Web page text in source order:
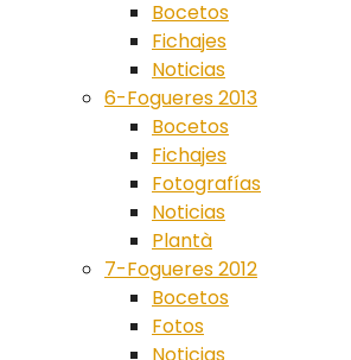
Bocetos
Fichajes
Noticias
6-Fogueres 2013
Bocetos
Fichajes
Fotografías
Noticias
Plantà
7-Fogueres 2012
Bocetos
Fotos